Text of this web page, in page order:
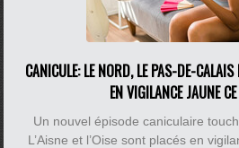
CANICULE: LE NORD, LE PAS-DE-
EN VIGILANCE JAUNE
Un nouvel épisode caniculaire
L’Aisne et l’Oise sont placés en